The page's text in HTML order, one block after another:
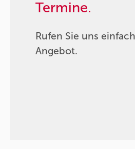
Termine.
Rufen Sie uns
Angebot.